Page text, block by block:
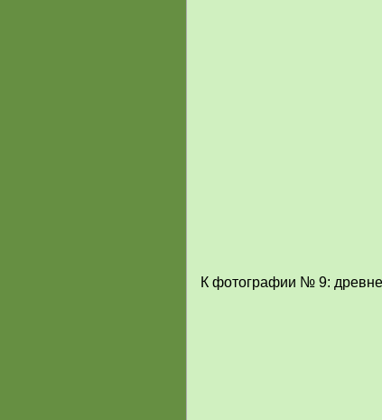
К фотографии № 9: